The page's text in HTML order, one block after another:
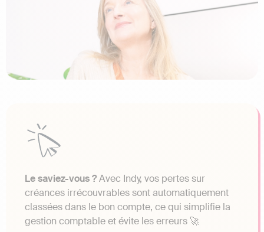
Le saviez-vous ?Avec Indy, vos pertes sur
créances irrécouvrables sont automatiquement
classées dans le bon compte, ce qui simplifie la
gestion comptable et évite les erreurs 🚀